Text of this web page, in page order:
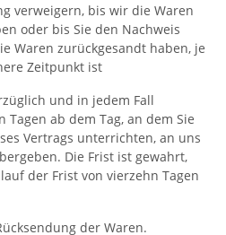
verweigern, bis wir die Waren
oder bis Sie den Nachweis
Waren zurückgesandt haben, je
Zeitpunkt ist
und in jedem Fall
ab dem Tag, an dem Sie
Vertrags unterrichten, an uns
Die Frist ist gewahrt,
der Frist von vierzehn Tagen
der Waren.